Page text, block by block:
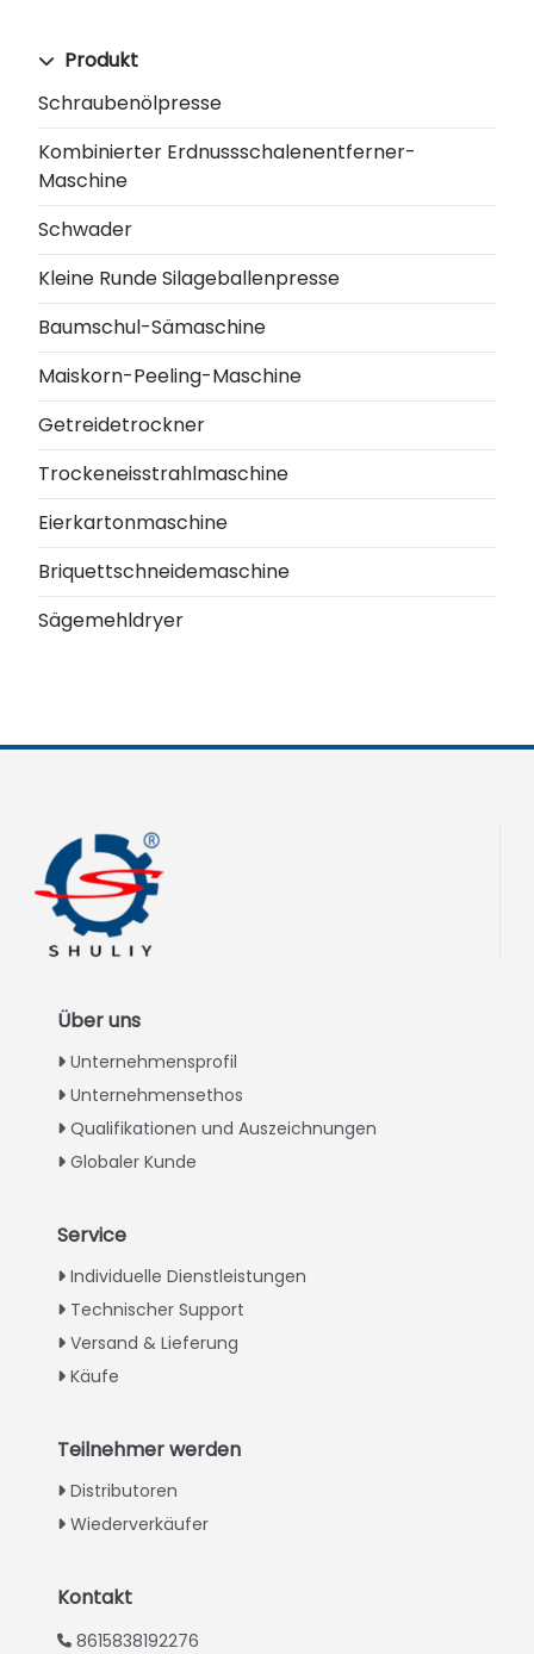
Produkt
Schraubenölpresse
Kombinierter Erdnussschalenentferner-
Maschine
Schwader
Kleine Runde Silageballenpresse
Baumschul-Sämaschine
Maiskorn-Peeling-Maschine
Getreidetrockner
Trockeneisstrahlmaschine
Eierkartonmaschine
Briquettschneidemaschine
Sägemehldryer
Über uns
Unternehmensprofil
Unternehmensethos
Qualifikationen und Auszeichnungen
Globaler Kunde
Service
Individuelle Dienstleistungen
Technischer Support
Versand & Lieferung
Käufe
Teilnehmer werden
Distributoren
Wiederverkäufer
Kontakt
8615838192276
Japanese
Urdu
Greek
Italian